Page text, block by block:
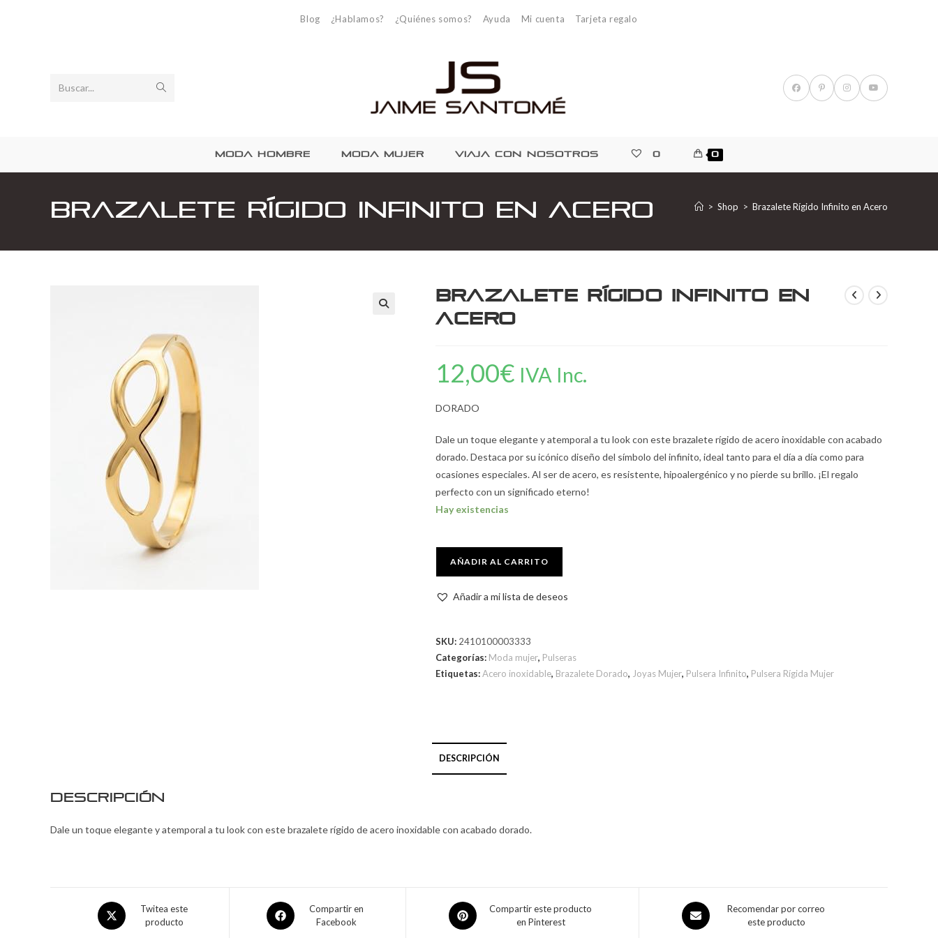
Blog ¿Hablamos? ¿Quiénes somos? Ayuda Mi cuenta Tarjeta regalo
Buscar...
MODA HOMBRE MODA MUJER VIAJA CON NOSOTROS 0 0
Brazalete Rígido Infinito en Acero > Shop > Brazalete Rígido Infinito en Acero
Brazalete Rígido Infinito en
Acero
12,00€ IVA Inc.
DORADO
Dale un toque elegante y atemporal a tu look con este brazalete rígido de acero inoxidable con acabado
dorado. Destaca por su icónico diseño del símbolo del infinito, ideal tanto para el día a día como para
ocasiones especiales. Al ser de acero, es resistente, hipoalergénico y no pierde su brillo. ¡El regalo
perfecto con un significado eterno!
Hay existencias
AÑADIR AL CARRITO
Añadir a mi lista de deseos
SKU: 2410100003333
Categorías: Moda mujer, Pulseras
Etiquetas:Acero inoxidable, Brazalete Dorado, Joyas Mujer, Pulsera Infinito, Pulsera Rígida Mujer
DESCRIPCIÓN
Descripción
Dale un toque elegante y atemporal a tu look con este brazalete rígido de acero inoxidable con acabado dorado.
Twitea este
producto
Compartir en
Facebook
Compartir este producto
en Pinterest
Recomendar por correo
este producto